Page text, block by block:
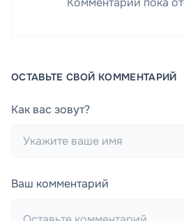
ОСТАВЬТЕ СВОЙ КОММЕНТАРИЙ
Как вас зовут?
Ваш комментарий